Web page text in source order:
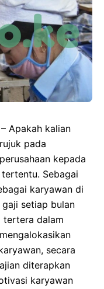
– Apakah kalian
pada
kepada
Sebagai
karyawan di
gaji setiap bulan
tertera dalam
secara
diterapkan
karyawan